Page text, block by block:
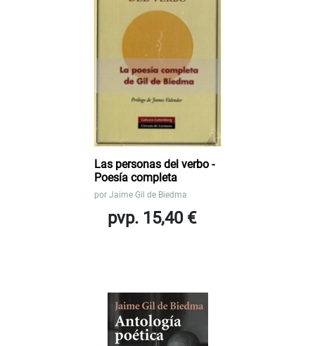
Las personas del verbo -
Poesía completa
por Jaime Gil de Biedma
pvp. 15,40 €